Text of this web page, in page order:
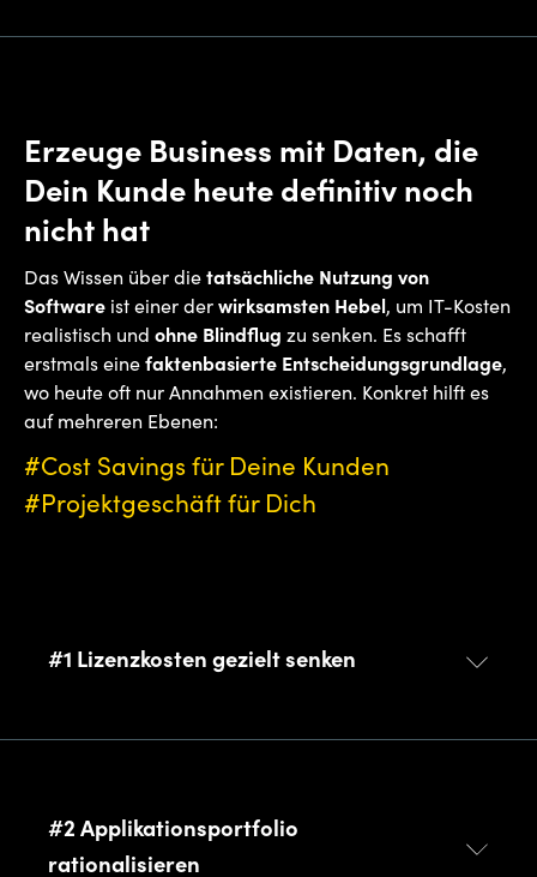
Erzeuge Business mit Daten, die
Dein Kunde heute definitiv noch
nicht hat
Das Wissen über die tatsächliche Nutzung von
Software ist einer der wirksamsten Hebel , um IT-Kosten
realistisch und ohne Blindflug zu senken. Es schafft
erstmals eine faktenbasierte Entscheidungsgrundlage,
wo heute oft nur Annahmen existieren. Konkret hilft es
auf mehreren Ebenen:
#Cost Savings für Deine Kunden
#Projektgeschäft für Dich
#1 Lizenzkosten gezielt senken
#2 Applikationsportfolio
rationalisieren